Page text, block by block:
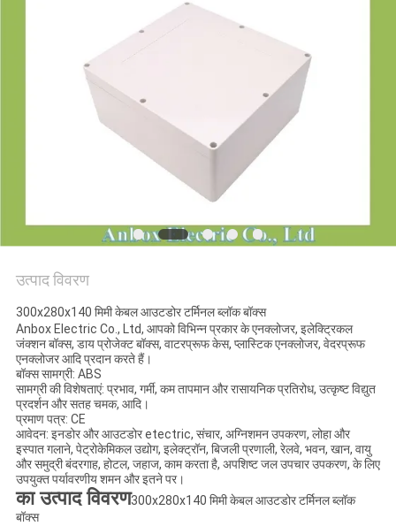
POLICY
उत्पाद विवरण
300x280x140 मिमी केबल आउटडोर टर्मिनल ब्लॉक बॉक्स
Anbox Electric Co., Ltd, आपको विभिन्न प्रकार के एनक्लोजर, इलेक्ट्रिकल
जंक्शन बॉक्स, डाय प्रोजेक्ट बॉक्स, वाटरप्रूफ केस, प्लास्टिक एनक्लोजर, वेदरप्रूफ
एनक्लोजर आदि प्रदान करते हैं।
बॉक्स सामग्री: ABS
सामग्री की विशेषताएं: प्रभाव, गर्मी, कम तापमान और रासायनिक प्रतिरोध, उत्कृष्ट विद्युत
प्रदर्शन और सतह चमक, आदि।
प्रमाण पत्र: CE
आवेदन: इनडोर और आउटडोर etectric, संचार, अग्निशमन उपकरण, लोहा और
इस्पात गलाने, पेट्रोकेमिकल उद्योग, इलेक्ट्रॉन, बिजली प्रणाली, रेलवे, भवन, खान, वायु
और समुद्री बंदरगाह, होटल, जहाज, काम करता है, अपशिष्ट जल उपचार उपकरण, के लिए
उपयुक्त पर्यावरणीय शमन और इतने पर।
का उत्पाद विवरण300x280x140 मिमी केबल आउटडोर टर्मिनल ब्लॉक
बॉक्स